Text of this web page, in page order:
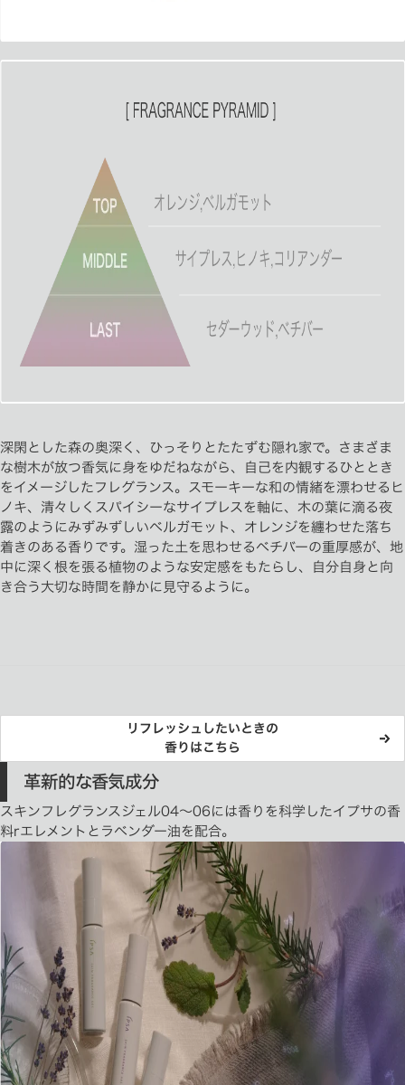
深閑とした森の奥深く、ひっそりとたたずむ隠れ家で。さまざま
な樹木が放つ香気に身をゆだねながら、自己を内観するひととき
をイメージしたフレグランス。スモーキーな和の情緒を漂わせるヒ
ノキ、清々しくスパイシーなサイプレスを軸に、木の葉に滴る夜
露のようにみずみずしいベルガモット、オレンジを纏わせた落ち
着きのある香りです。湿った土を思わせるベチバーの重厚感が、地
中に深く根を張る植物のような安定感をもたらし、自分自身と向
き合う大切な時間を静かに見守るように。
リフレッシュしたいときの
香りはこちら
革新的な香気成分
スキンフレグランスジェル04～06には香りを科学したイプサの香
料rエレメントとラベンダー油を配合。